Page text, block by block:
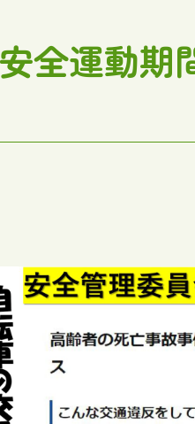
全運動期